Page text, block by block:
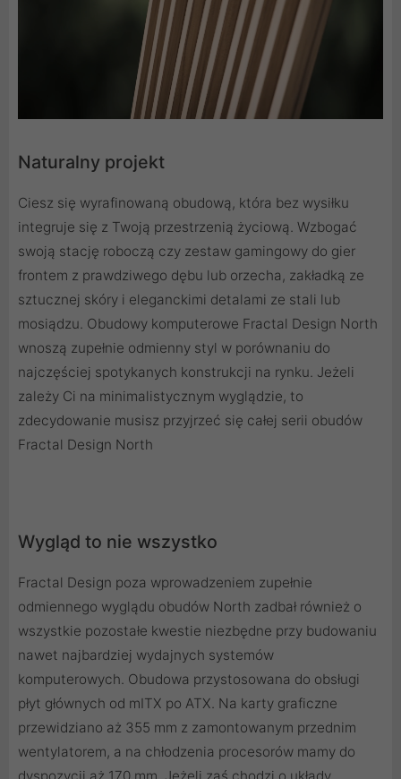
Naturalny projekt
Ciesz się wyrafinowaną obudową, która bez wysiłku
integruje się z Twoją przestrzenią życiową. Wzbogać
swoją stację roboczą czy zestaw gamingowy do gier
frontem z prawdziwego dębu lub orzecha, zakładką ze
sztucznej skóry i eleganckimi detalami ze stali lub
mosiądzu. Obudowy komputerowe Fractal Design North
wnoszą zupełnie odmienny styl w porównaniu do
najczęściej spotykanych konstrukcji na rynku. Jeżeli
zależy Ci na minimalistycznym wyglądzie, to
zdecydowanie musisz przyjrzeć się całej serii obudów
Fractal Design North
Wygląd to nie wszystko
Fractal Design poza wprowadzeniem zupełnie
odmiennego wyglądu obudów North zadbał również o
wszystkie pozostałe kwestie niezbędne przy budowaniu
nawet najbardziej wydajnych systemów
komputerowych. Obudowa przystosowana do obsługi
płyt głównych od mITX po ATX. Na karty graficzne
przewidziano aż 355 mm z zamontowanym przednim
wentylatorem, a na chłodzenia procesorów mamy do